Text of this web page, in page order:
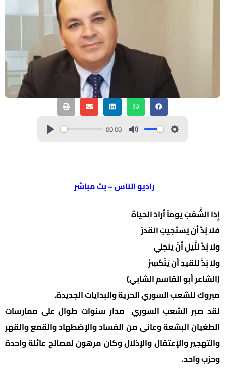
00:00
راديو الناس – بث مباشر
إِذا الشَّعْبُ يوماً أرادَ الحياةَ
فلا بُدَّ أنْ يَسْتَجيبَ القدرْ
ولا بُدَّ للَّيْلِ أنْ ينجلي
ولا بُدَّ للقيدِ أن يَنْكَسِرْ
(الشاعر أبو القاسم الشابي)
مبروك للشعب السوري الحرية والبدايات الجديدة.
لقد صبر الشعب السوري مدار سنوات طوال على ممارسات
الطغيان البشعة وعانى من الفساد والإضطهاد والقمع والقهر
والتهجير والإعتقال والإذلال وكان مرهون لمصالح عائلة واحدة
وحزب واحد.